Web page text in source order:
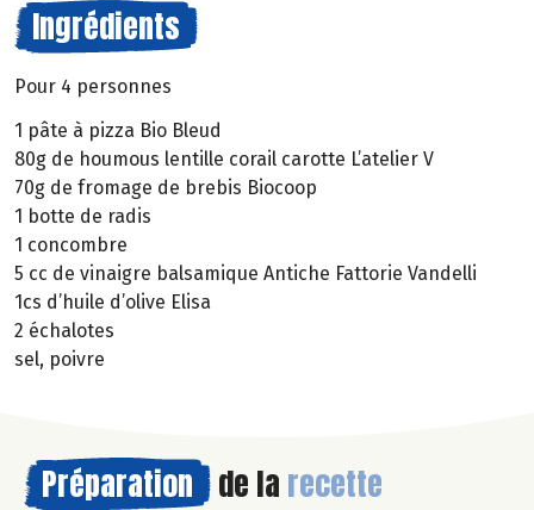
Ingrédients
Pour 4 personnes
1 pâte à pizza Bio Bleud
80g de houmous lentille corail carotte L’atelier V
70g de fromage de brebis Biocoop
1 botte de radis
1 concombre
5 cc de vinaigre balsamique Antiche Fattorie Vandelli
1cs d’huile d’olive Elisa
2 échalotes
sel, poivre
Préparation de la recette